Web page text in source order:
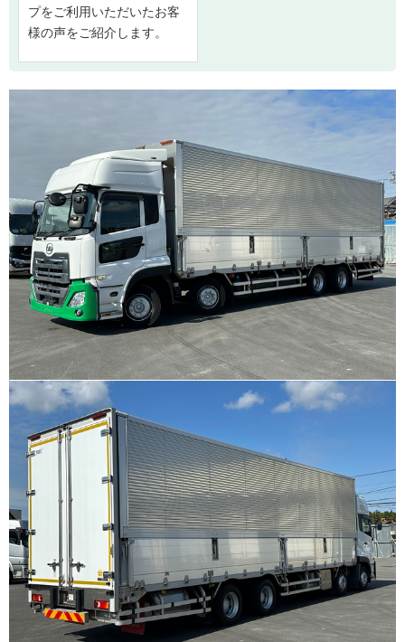
プをご利用いただいたお客
様の声をご紹介します。